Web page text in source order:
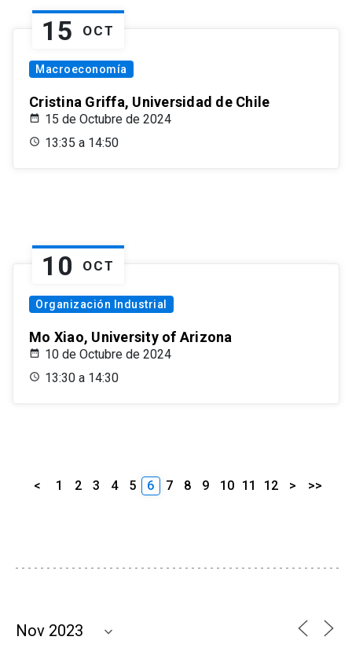
15 OCT
Macroeconomía
Cristina Griffa, Universidad de Chile
15 de Octubre de 2024
13:35 a 14:50
10 OCT
Organización Industrial
Mo Xiao, University of Arizona
10 de Octubre de 2024
13:30 a 14:30
< 1 2 3 4 5 6 7 8 9 10 11 12 > >>